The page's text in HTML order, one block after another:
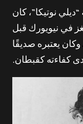
نوتيكا”، كان
في نيويورك قبل
يعتبره صديقًا
كفاءته كقبطان.